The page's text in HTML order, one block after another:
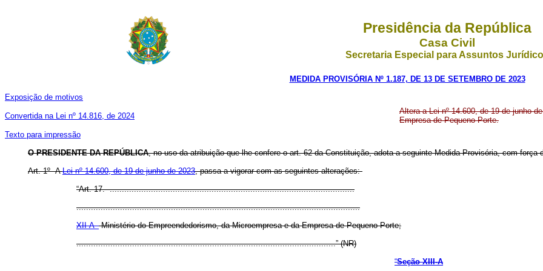
Presidência da República
Casa Civil
Secretaria Especial para Assuntos
MEDIDA PROVISÓRIA Nº 1.187, DE 13 DE SETEMBRO DE 2023
Exposição de motivos
Convertida na Lei nº 14.816, de 2024
Texto para impressão
Altera a Lei nº 14.600, de 19 de junho
Empresa de Pequeno Porte.
O PRESIDENTE DA REPÚBLICA, no uso da atribuição que lhe confere o art. 62 da Constituição, adota a seguinte Medida Provisória, com força
Art. 1º ALei nº 14.600, de 19 de junho de 2023, passa a vigorar com as seguintes alterações:
“Art. 17. .....................................................................................................
.....................................................................................................................
XII-A -Ministério do Empreendedorismo, daMicroempresa e daEmpresa de Pequeno Porte;
...........................................................................................................” (NR)
“Seção XIII-A